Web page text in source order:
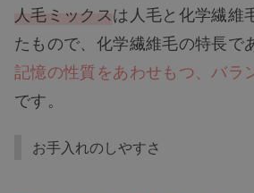
人毛ミックスは人毛と化学繊維
たもので、化学繊維毛の特長で
記憶の性質をあわせもつ、バラ
です。
お手入れのしやすさ